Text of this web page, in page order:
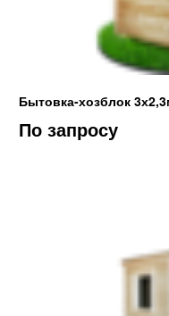
Бытовка-хозблок
По запросу